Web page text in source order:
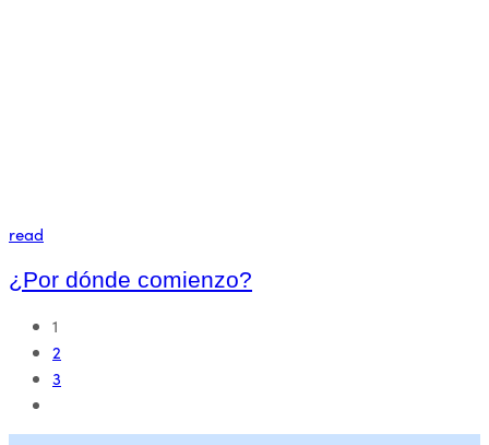
read
¿Por dónde comienzo?
1
2
3